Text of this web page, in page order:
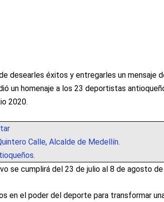
desearles éxitos y entregarles un mensaje
un homenaje a los 23 deportistas
2020.
Calle, Alcalde de Medellín.
se cumplirá del 23 de julio al 8 de agosto
en el poder del deporte para transformar